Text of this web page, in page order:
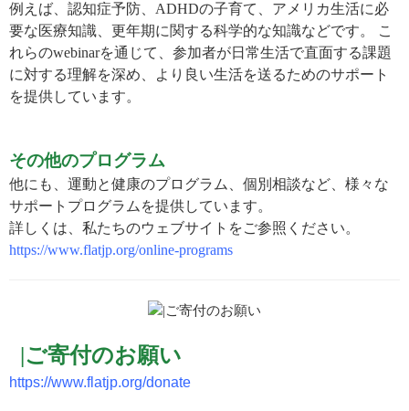
例えば、認知症予防、ADHDの子育て、アメリカ生活に必
要な医療知識、更年期に関する科学的な知識などです。 こ
れらのwebinarを通じて、参加者が日常生活で直面する課題
に対する理解を深め、より良い生活を送るためのサポート
を提供しています。
その他のプログラム
他にも、運動と健康のプログラム、個別相談など、様々な
サポートプログラムを提供しています。
詳しくは、私たちのウェブサイトをご参照ください。
https://www.flatjp.org/online-programs
|ご寄付のお願い
https://www.flatjp.org/donate